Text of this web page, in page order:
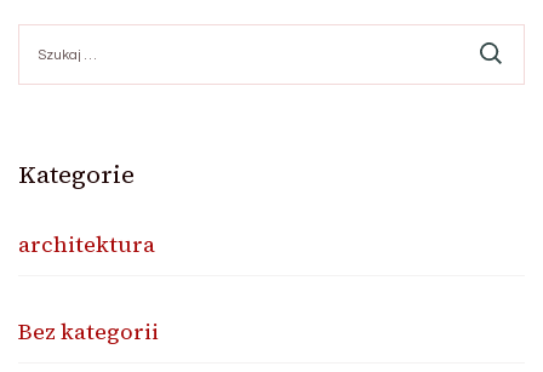
Kategorie
architektura
Bez kategorii